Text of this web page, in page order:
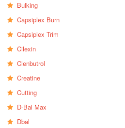
Bulking
Capsiplex Burn
Capsiplex Trim
Cilexin
Clenbutrol
Creatine
Cutting
D-Bal Max
Dbal